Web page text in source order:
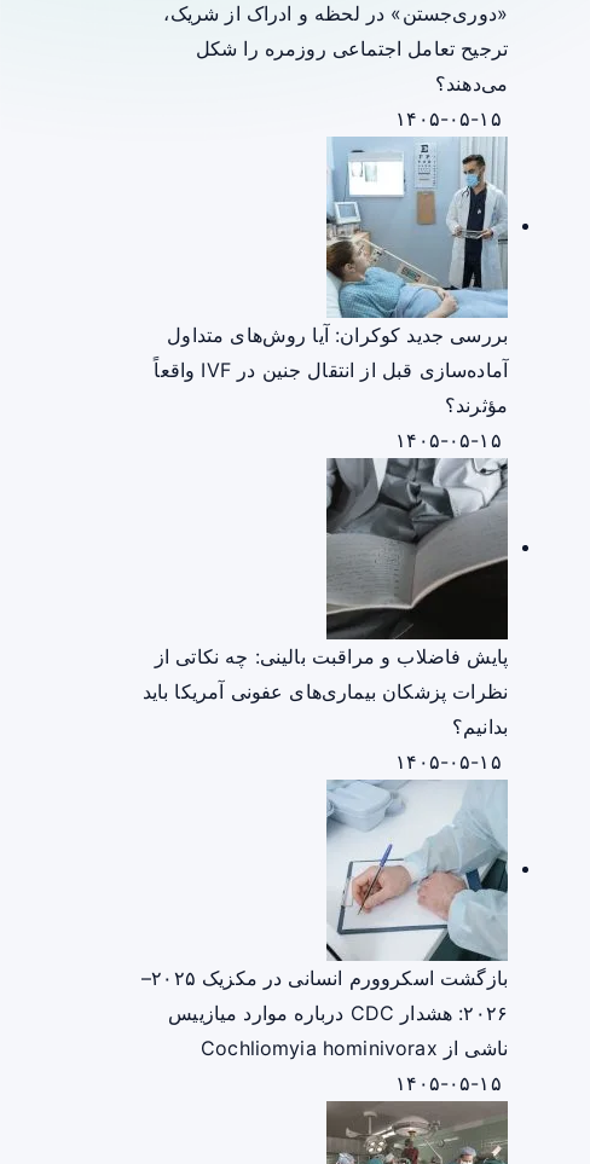
«دوری‌جستن» در لحظه و ادراک از شریک،
ترجیح تعامل اجتماعی روزمره را شکل
می‌دهند؟
بررسی جدید کوکران: آیا روش‌های متداول
آماده‌سازی قبل از انتقال جنین در IVF واقعاً
مؤثرند؟
پایش فاضلاب و مراقبت بالینی: چه نکاتی از
نظرات پزشکان بیماری‌های عفونی آمریکا باید
بدانیم؟
بازگشت اسکروورم انسانی در مکزیک ۲۰۲۵–
۲۰۲۶: هشدار CDC درباره موارد میازییس
ناشی از Cochliomyia hominivorax